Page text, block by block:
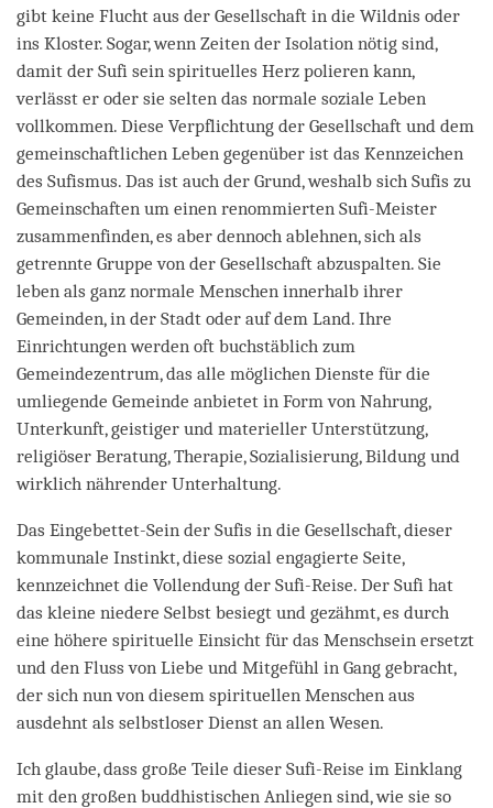
gibt keine Flucht aus der Gesellschaft in die Wildnis oder
ins Kloster. Sogar, wenn Zeiten der Isolation nötig sind,
damit der Sufi sein spirituelles Herz polieren kann,
verlässt er oder sie selten das normale soziale Leben
vollkommen. Diese Verpflichtung der Gesellschaft und dem
gemeinschaftlichen Leben gegenüber ist das Kennzeichen
des Sufismus. Das ist auch der Grund, weshalb sich Sufis zu
Gemeinschaften um einen renommierten Sufi-Meister
zusammenfinden, es aber dennoch ablehnen, sich als
getrennte Gruppe von der Gesellschaft abzuspalten. Sie
leben als ganz normale Menschen innerhalb ihrer
Gemeinden, in der Stadt oder auf dem Land. Ihre
Einrichtungen werden oft buchstäblich zum
Gemeindezentrum, das alle möglichen Dienste für die
umliegende Gemeinde anbietet in Form von Nahrung,
Unterkunft, geistiger und materieller Unterstützung,
religiöser Beratung, Therapie, Sozialisierung, Bildung und
wirklich nährender Unterhaltung.
Das Eingebettet-Sein der Sufis in die Gesellschaft, dieser
kommunale Instinkt, diese sozial engagierte Seite,
kennzeichnet die Vollendung der Sufi-Reise. Der Sufi hat
das kleine niedere Selbst besiegt und gezähmt, es durch
eine höhere spirituelle Einsicht für das Menschsein ersetzt
und den Fluss von Liebe und Mitgefühl in Gang gebracht,
der sich nun von diesem spirituellen Menschen aus
ausdehnt als selbstloser Dienst an allen Wesen.
Ich glaube, dass große Teile dieser Sufi-Reise im Einklang
mit den großen buddhistischen Anliegen sind, wie sie so